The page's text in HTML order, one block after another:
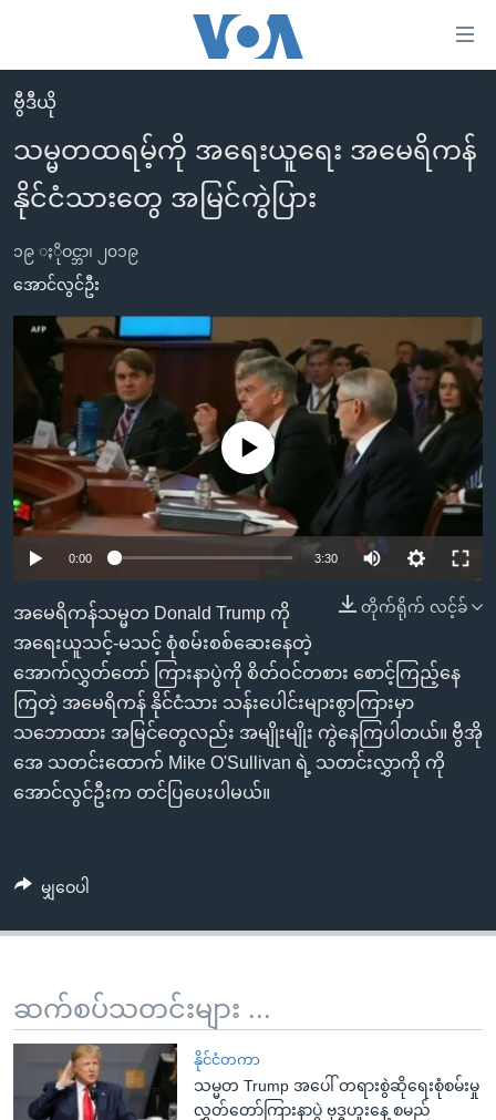
လွယ်ကူ
စေ
သည့်
Link
များ
ပင်မ
အကြောင်းအရာ
ကျော်
ရန်
ပင်မ
အ
ညွန်း
စာမျက်နှာ
ကျော်
ကြည့်
ရန်
ရှာဖွေ
ရန်
နေရာ
သို့
မူလစာမျက်နှာ
မြန်မာ
ကမ္ဘာ့သတင်းများ
အမေရိကန်
တရုတ်
အစ္စရေး-ပါလက်စတိုင်း
သတင်းလွတ်လပ်ခွင့်
ရပ်ဝန်းတခု လမ်းတခု အလွန်
အင်္ဂလိပ်စာလေ့လာမယ်
အမေရိကန်သုံးအီဒီယံ
မကြေးမုံရဲ့ အင်္ဂလိပ်စာ
ရုပ်ရှင်ထဲက အင်္ဂလိပ်စာ
သုတပဒေသာ အင်္ဂလိပ်စာ
အပတ်စဉ်ကဏ္ဍများ
ရေဒီယို
တီဗွီ
ရေဒီယိုနှင့်ရုပ်သံ အချက်အလက်များ
ရေဒီယို/တီဗွီအစီအစဉ်
Learning English
ဘာသာစကားများ
ဗွီဒီယို
သမ္မတထရမ့်ကို အရေးယူရေး အမေရိကန်
နိုင်ငံသားတွေ အမြင်ကွဲပြား
၁၉ ႏိုဝင္ဘာ၊ ၂၀၁၉
အောင်လွင်ဦး
No media source currently available
0:00 3:30
တိုက်ရိုက် လင့်ခ်
အမေရိကန်သမ္မတ Donald Trump ကို
အရေးယူသင့်-မသင့် စုံစမ်းစစ်ဆေးနေတဲ့
အောက်လွှတ်တော် ကြားနာပွဲကို စိတ်ဝင်တစား စောင့်ကြည့်နေ
ကြတဲ့ အမေရိကန် နိုင်ငံသား သန်းပေါင်းများစွာကြားမှာ
သဘောထား အမြင်တွေလည်း အမျိုးမျိုး ကွဲနေကြပါတယ်။ ဗွီအို
အေ သတင်းထောက် Mike O'Sullivan ရဲ့ သတင်းလွှာကို ကို
အောင်လွင်ဦးက တင်ပြပေးပါမယ်။
မျှဝေပါ
ဆက်စပ်သတင်းများ ...
နိုင်ငံတကာ
သမ္မတ Trump အပေါ် တရားစွဲဆိုရေးစုံစမ်းမှု
လွှတ်တော်ကြားနာပွဲ ဗုဒ္ဓဟူးနေ့ စမည်